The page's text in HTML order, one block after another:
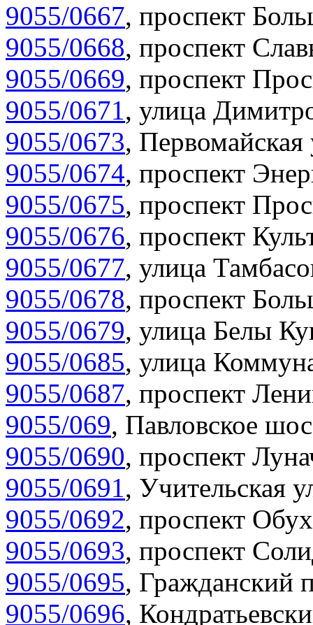
9055/0667, проспект
9055/0668, проспект
9055/0669, проспект
9055/0671, улица
9055/0673, Первомайская
9055/0674, проспект
9055/0675, проспект
9055/0676, проспект
9055/0677, улица
9055/0678, проспект
9055/0679, улица Белы
9055/0685, улица
9055/0687, проспект
9055/069, Павловское
9055/0690, проспект
9055/0691, Учительская
9055/0692, проспект
9055/0693, проспект
9055/0695, Гражданский
9055/0696,